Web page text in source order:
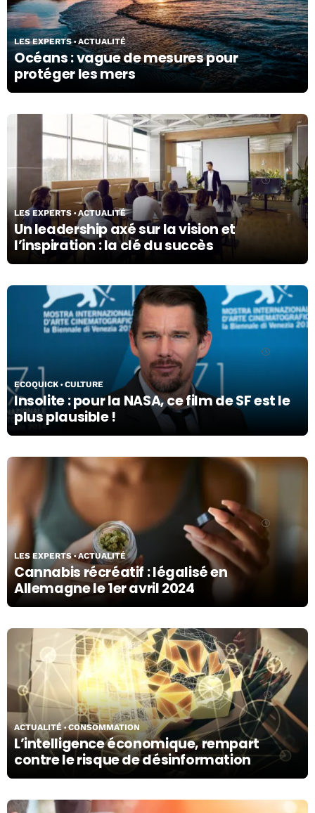
Océans : vague de mesures pour
protéger les mers
LES EXPERTS ACTUALITÉ
03/04/24
Un leadership axé sur la vision et
l’inspiration : la clé du succès
LES EXPERTS ACTUALITÉ
03/04/24
Insolite : pour la NASA, ce film de SF est le
plus plausible !
ECOQUICK CULTURE
Cannabis récréatif : légalisé en
Allemagne le 1er avril 2024
LES EXPERTS ACTUALITÉ
L’intelligence économique, rempart
contre le risque de désinformation
ACTUALITÉ CONSOMMATION
10/04/24